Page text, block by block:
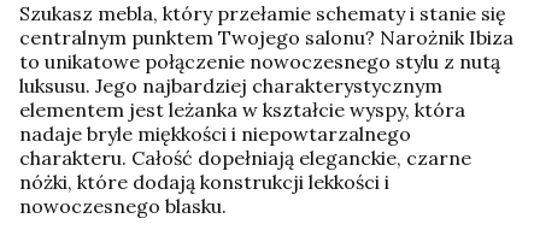
Szukasz mebla, który przełamie schematy i stanie się
centralnym punktem Twojego salonu? Narożnik Ibiza
to unikatowe połączenie nowoczesnego stylu z nutą
luksusu. Jego najbardziej charakterystycznym
elementem jest leżanka w kształcie wyspy, która
nadaje bryle miękkości i niepowtarzalnego
charakteru. Całość dopełniają eleganckie, czarne
nóżki, które dodają konstrukcji lekkości i
nowoczesnego blasku.